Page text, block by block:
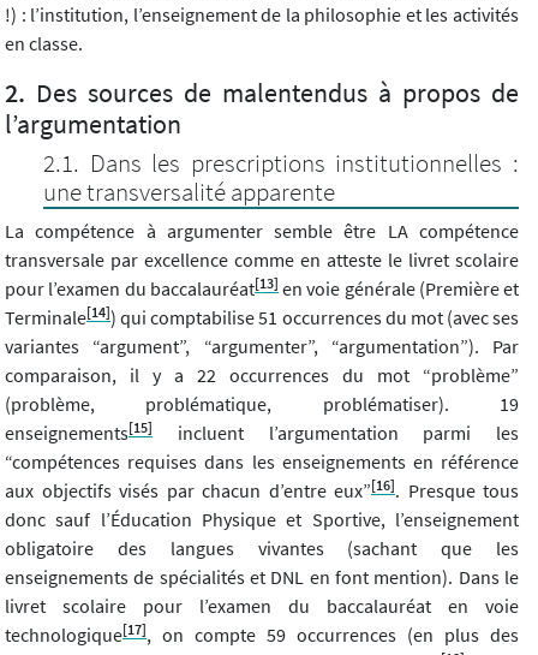
!) : l’institution, l’enseignement de la philosophie et les activités
en classe.
Des sources de malentendus à propos de
l’argumentation
Dans les prescriptions institutionnelles :
une transversalité apparente
La compétence à argumenter semble être LA compétence
transversale par excellence comme en atteste le livret scolaire
pour l’examen du baccalauréat[13]en voie générale (Première et
Terminale[14]) qui comptabilise 51 occurrences du mot (avec ses
variantes “argument”, “argumenter”, “argumentation”). Par
comparaison, il y a 22 occurrences du mot “problème”
(problème, problématique, problématiser). 19
enseignements[15]
incluent l’argumentation parmi les
“compétences requises dans les enseignements en référence
aux objectifs visés par chacun d’entre eux”[16]. Presque tous
donc sauf l’Éducation Physique et Sportive, l’enseignement
obligatoire des langues vivantes (sachant que les
enseignements de spécialités et DNL en font mention). Dans le
livret scolaire pour l’examen du baccalauréat en voie
technologique[17], on compte 59 occurrences (en plus des